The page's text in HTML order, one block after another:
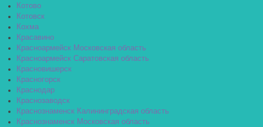
Котово
Котовск
Кохма
Красавино
Красноармейск Московская область
Красноармейск Саратовская область
Красновишерск
Красногорск
Краснодар
Краснозаводск
Краснознаменск Калининградская область
Краснознаменск Московская область